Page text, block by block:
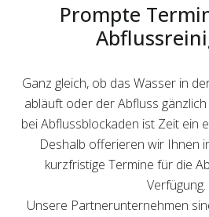
Prompte
Ganz gleich, ob das Wasser in
abläuft oder der Abfluss
bei Abflussblockaden ist Zeit ein
Deshalb offerieren wir Ihnen
kurzfristige Termine für die
Verfügung.
Unsere Partnerunternehmen